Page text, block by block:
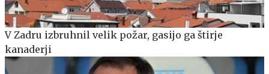
V Zadru izbruhnil velik požar, gasijo ga štirje
kanaderji